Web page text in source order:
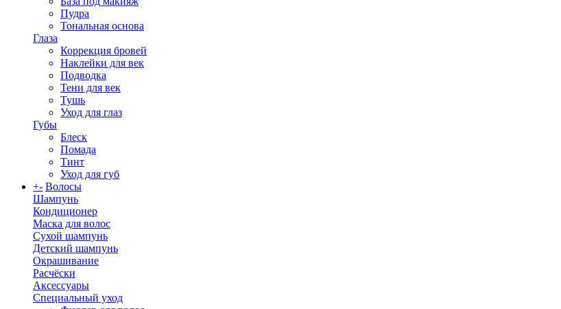
Пудра
Тональная основа
Глаза
Коррекция бровей
Наклейки для век
Подводка
Тени для век
Тушь
Уход для глаз
Губы
Блеск
Помада
Тинт
Уход для губ
+- Волосы
Шампунь
Кондиционер
Маска для волос
Сухой шампунь
Детский шампунь
Окрашивание
Расчёски
Аксессуары
Специальный уход